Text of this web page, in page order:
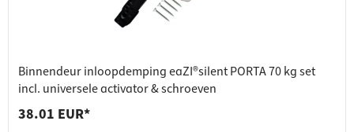
Binnendeur inloopdemping eaZI®silent PORTA 70 kg set
incl. universele activator & schroeven
38.01 EUR*